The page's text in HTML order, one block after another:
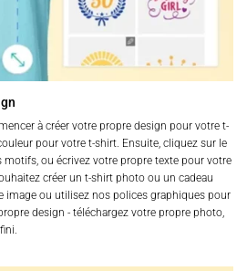
à créer votre propre design pour votre t-
pour votre t-shirt. Ensuite, cliquez sur le
ou écrivez votre propre texte pour votre
créer un t-shirt photo ou un cadeau
image ou utilisez nos polices graphiques pour
design - téléchargez votre propre photo,